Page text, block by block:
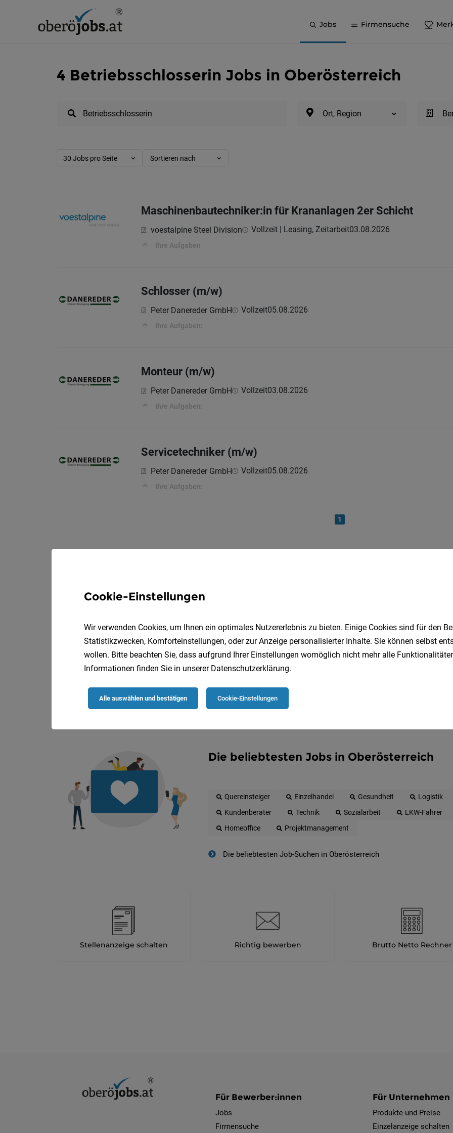
Jobs Firmensuche
4 Betriebsschlosserin Jobs in Oberösterreich
Ort, Region
30 Jobs pro Seite Sortieren nach
Maschinenbautechniker:in für Krananlagen 2er Schicht
voestalpine Steel Division Vollzeit | Leasing, Zeitarbeit03.08.2026
Ihre Aufgaben
Schlosser (m/w)
Peter Danereder GmbH Vollzeit05.08.2026
Ihre Aufgaben:
Monteur (m/w)
Peter Danereder GmbH Vollzeit03.08.2026
Ihre Aufgaben:
Servicetechniker (m/w)
Peter Danereder GmbH Vollzeit05.08.2026
Ihre Aufgaben:
1
Jetzt anlegen
Die beliebtesten Jobs in Oberösterreich
Quereinsteiger Einzelhandel Gesundheit Logistik
Kundenberater
Technik Sozialarbeit LKW-Fahrer
Homeoffice
Projektmanagement
Die beliebtesten Job-Suchen in Oberösterreich
Stellenanzeige schalten Richtig bewerben Brutto Netto Rechner
Für Bewerber:innen
Jobs
Firmensuche
Für Unternehmen
Produkte und Preise
Einzelanzeige schalten
Cookie-Einstellungen
Wir verwenden Cookies, um Ihnen ein optimales Nutzererlebnis zu bieten. Einige Cookies sind für den
Statistikzwecken, Komforteinstellungen, oder zur Anzeige personalisierter Inhalte. Sie können selbst
wollen. Bitte beachten Sie, dass aufgrund Ihrer Einstellungen womöglich nicht mehr alle
Informationen finden Sie in unserer Datenschutzerklärung.
Alle auswählen und bestätigen Cookie-Einstellungen